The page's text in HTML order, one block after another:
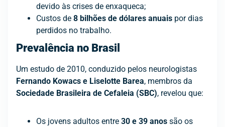
devido às crises de enxaqueca;
Custos de 8 bilhões de dólares anuais por dias
perdidos no trabalho.
Prevalência no Brasil
Um estudo de 2010, conduzido pelos neurologistas
Fernando Kowacs e Liselotte Barea, membros da
Sociedade Brasileira de Cefaleia (SBC), revelou que:
Os jovens adultos entre 30 e 39 anos são os